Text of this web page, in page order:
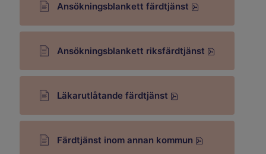
Ansökningsblankett färdtjänst
Pdf, 241.9 kB.
Ansökningsblankett riksfärdtjänst
Pdf, 403.6 kB.
Läkarutlåtande färdtjänst
Pdf, 234.1 kB.
Färdtjänst inom annan kommun
Pdf, 190.4 kB.